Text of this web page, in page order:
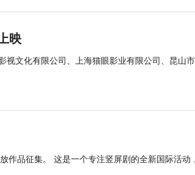
映
视文化有限公司、上海猫眼影业有限公司、昆山
作品征集。 这是一个专注竖屏剧的全新国际活动